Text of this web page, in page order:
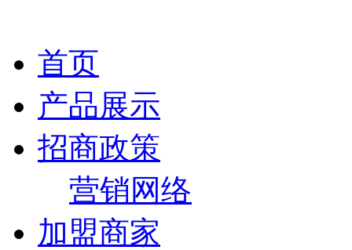
首页
产品展示
招商政策
营销网络
加盟商家